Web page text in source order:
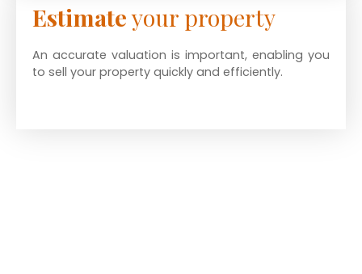
Estimateyour property
An accurate valuation is important, enabling you
to sell your property quickly and efficiently.